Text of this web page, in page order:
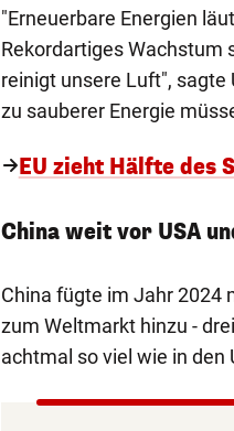
"Erneuerbare Energien
Rekordartiges Wachstum
reinigt unsere Luft", sagte
zu sauberer Energie
EU zieht Hälfte des
China weit vor USA
China fügte im Jahr 2024
zum Weltmarkt hinzu -
achtmal so viel wie in den